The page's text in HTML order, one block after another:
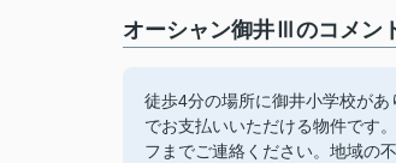
オーシャン御井Ⅲのコメン
徒歩4分の場所に御井小学校が
でお支払いいただける物件です
フまでご連絡ください。地域の